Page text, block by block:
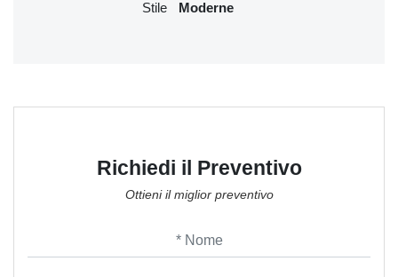
Richiedi il Preventivo
Ottieni il miglior preventivo
Stile Moderne